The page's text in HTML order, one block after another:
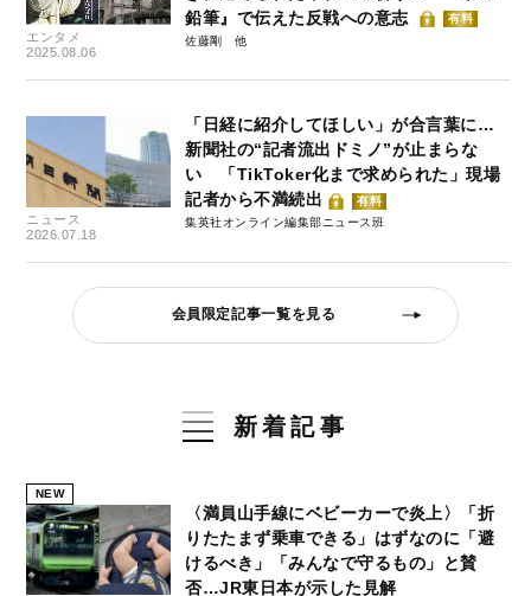
エンタメ
2025.08.06
鉛筆』で伝えた反戦への意志
有料
佐藤剛
ニュース
2026.07.18
「日経に紹介してほしい」が合言葉に…
新聞社の“記者流出ドミノ”が止まらな
い 「TikToker化まで求められた」現場
記者から不満続出
有料
集英社オンライン編集部ニュース班
会員限定記事一覧を見る
新着記事
NEW
〈満員山手線にベビーカーで炎上〉「折
りたたまず乗車できる」はずなのに「避
けるべき」「みんなで守るもの」と賛
否…JR東日本が示した見解